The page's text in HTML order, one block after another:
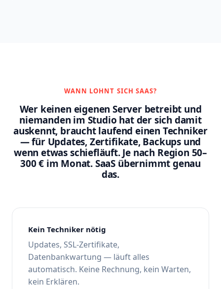
WANN LOHNT SICH SAAS?
Wer keinen eigenen Server betreibt und
niemanden im Studio hat der sich damit
auskennt, braucht laufend einen Techniker
— für Updates, Zertifikate, Backups und
wenn etwas schiefläuft. Je nach Region 50–
300 € im Monat. SaaS übernimmt genau
das.
Kein Techniker nötig
Updates, SSL-Zertifikate,
Datenbankwartung — läuft alles
automatisch. Keine Rechnung, kein Warten,
kein Erklären.